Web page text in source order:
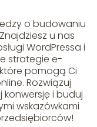
o budowaniu
u nas
WordPressa i
strategie e-
pomogą Ci
Rozwiązuj
i buduj
wskazówkami